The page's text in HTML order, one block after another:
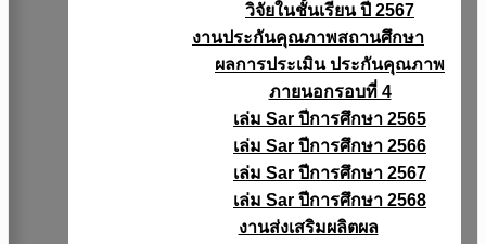
วิจัยในชั้นเรียน ปี 2567
งานประกันคุณภาพสถานศึกษา
ผลการประเมิน ประกันคุณภาพ
ภายนอกรอบที่ 4
เล่ม Sar ปีการศึกษา 2565
เล่ม Sar ปีการศึกษา 2566
เล่ม Sar ปีการศึกษา 2567
เล่ม Sar ปีการศึกษา 2568
งานส่งเสริมผลิตผล